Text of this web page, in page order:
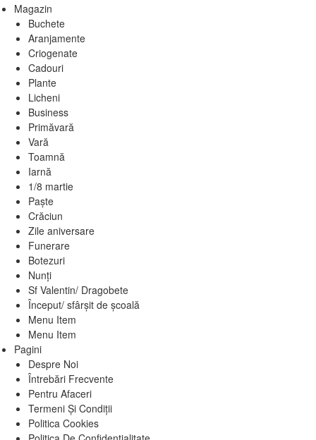
Magazin
Buchete
Aranjamente
Criogenate
Cadouri
Plante
Licheni
Business
Primăvară
Vară
Toamnă
Iarnă
1/8 martie
Paște
Crăciun
Zile aniversare
Funerare
Botezuri
Nunți
Sf Valentin/ Dragobete
Început/ sfârșit de școală
Menu Item
Menu Item
Pagini
Despre Noi
Întrebări Frecvente
Pentru Afaceri
Termeni Și Condiții
Politica Cookies